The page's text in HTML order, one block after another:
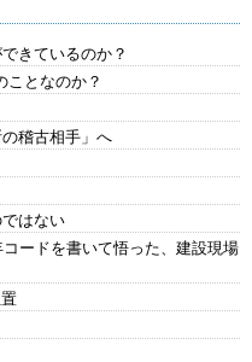
きているのか？
ことなのか？
稽古相手」へ
はない
ードを書いて悟った、建設現場